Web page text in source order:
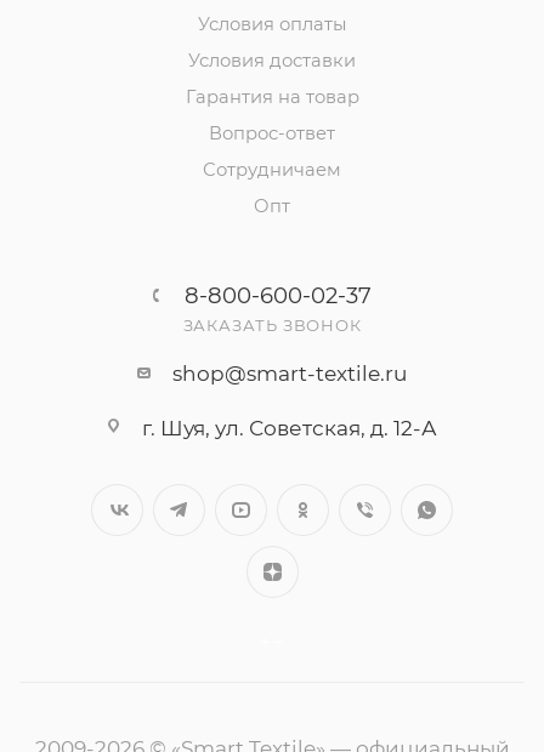
Условия оплаты
Условия доставки
Гарантия на товар
Вопрос-ответ
Сотрудничаем
Опт
8-800-600-02-37
ЗАКАЗАТЬ ЗВОНОК
shop@smart-textile.ru
г. Шуя, ул. Советская, д. 12-А